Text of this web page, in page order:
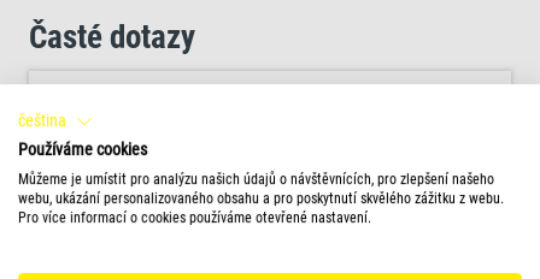
přirozený rozklad organických látek a zanechává vodu
pro plazy svěží a čistou. Zlepšením kvality vody vytváří
Tetra ReptoFresh stabilní a hygienické životní prostředí,
ve kterém se plazům daří. Přípravek současně snižuje
četnost a náročnost údržby, protože delší intervaly
čištění znamenají méně námahy. Péče o akvaterárium je
tak jednodušší a příjemnější a voda zůstává svěží a
Časté dotazy
používat?
Jak často přípravek Tetra ReptoFresh používat?
čeština
Používáme cookies
Můžeme je umístit pro analýzu našich údajů o návštěvnících, pro zlepšení našeho
webu, ukázání personalizovaného obsahu a pro poskytnutí skvělého zážitku z webu.
Pro více informací o cookies používáme otevřené nastavení.